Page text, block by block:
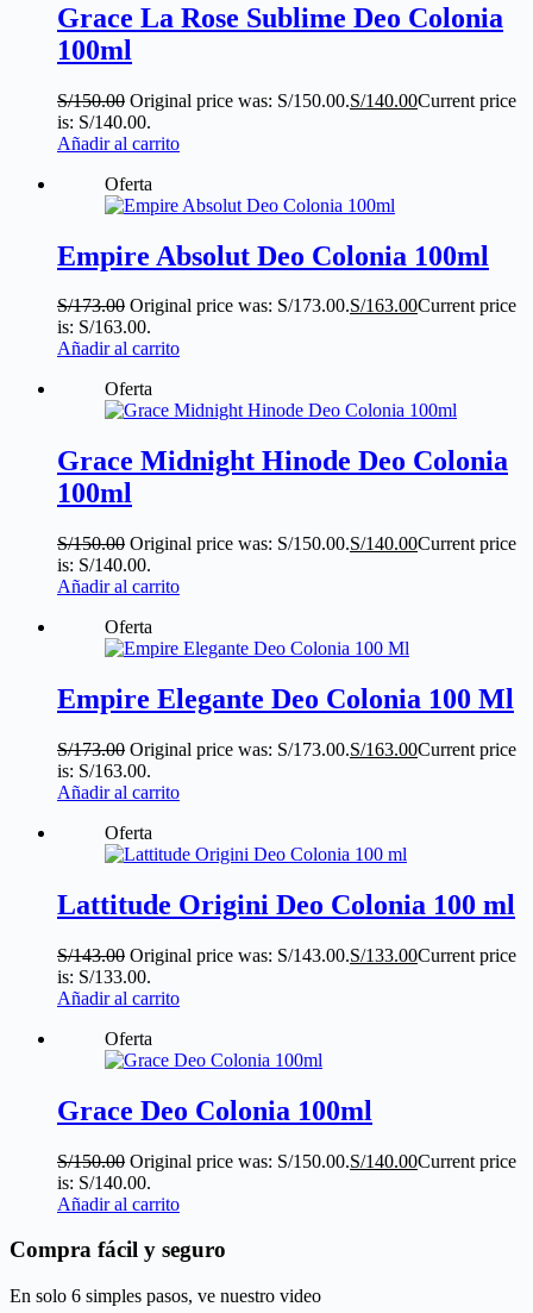
Grace La Rose Sublime Deo Colonia
100ml
S/150.00 Original price was: S/150.00.S/140.00Current price
is: S/140.00.
Añadir al carrito
Oferta
Empire Absolut Deo Colonia 100ml
S/173.00 Original price was: S/173.00.S/163.00Current price
is: S/163.00.
Añadir al carrito
Oferta
Grace Midnight Hinode Deo Colonia
100ml
S/150.00 Original price was: S/150.00.S/140.00Current price
is: S/140.00.
Añadir al carrito
Oferta
Empire Elegante Deo Colonia 100 Ml
S/173.00 Original price was: S/173.00.S/163.00Current price
is: S/163.00.
Añadir al carrito
Oferta
Lattitude Origini Deo Colonia 100 ml
S/143.00 Original price was: S/143.00.S/133.00Current price
is: S/133.00.
Añadir al carrito
Oferta
Grace Deo Colonia 100ml
S/150.00 Original price was: S/150.00.S/140.00Current price
is: S/140.00.
Añadir al carrito
Compra fácil y seguro
En solo 6 simples pasos, ve nuestro video